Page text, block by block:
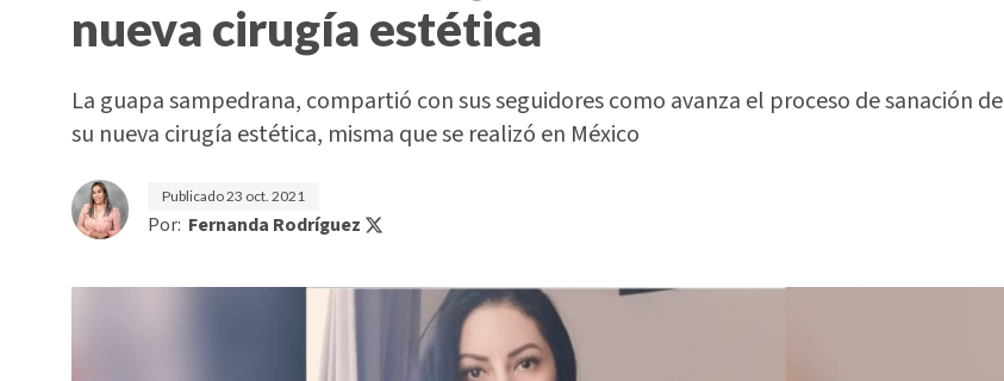
nueva cirugía estética
La guapa sampedrana, compartió con sus seguidores como avanza el proceso de sanación de
su nueva cirugía estética, misma que se realizó en México
Publicado23 oct. 2021
Por: Fernanda Rodríguez